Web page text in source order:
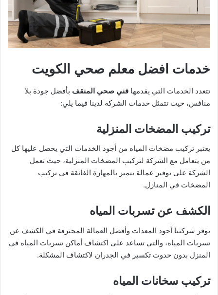
خدمات افضل معلم صحي الكويت
تتعدد الخدمات التي يقدمها فني صحي المنقف بأفضل جودة بلا
منافس، حيث تتمثل خدمات الشركة لدينا فيما يلي:
تركيب المضخات المنزلية
يعتبر تركيب مضخات المياه من أجود الخدمات التي يحصل عليها كل
من يتعامل مع الشركة لتركيب المضخات المنزلية، حيث تعمل
الشركة على توفير عمالة تتميز بالمهارة الفائقة في تركيب
المضخات في المنازل.
الكشف عن تسربات المياه
توفر شركتنا أجود المعدات وأفضل العمالة المحترفة في الكشف عن
تسربات المياه، والتي تساعد على اكتشاف أماكن تسربات المياه في
المنزل بدون حدوث تكسير في الجدران لاكتشاف المشكلة.
تركيب سخانات المياه